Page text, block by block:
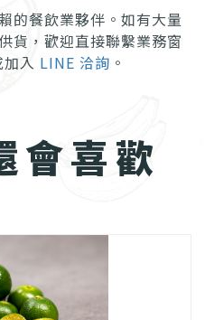
的餐飲業夥伴。如有大量
貨，歡迎直接聯繫業務窗
加入 LINE 洽詢 。
會喜歡